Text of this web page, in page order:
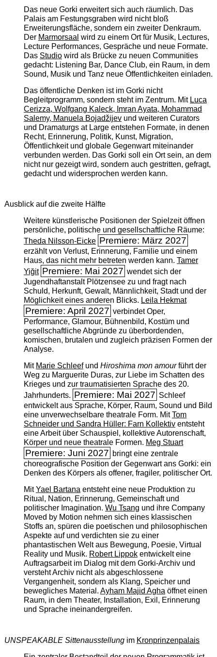
Das neue Gorki erweitert sich auch räumlich. Das
Palais am Festungsgraben wird nicht bloß
Erweiterungsfläche, sondern ein zweiter Denkraum.
Der Marmorsaal wird zu einem Ort für Musik, Lectures,
Lecture Performances, Gespräche und neue Formate.
Das Studiowird als Brücke zu neuen Communities
gedacht: Listening Bar, Dance Club, ein Raum, in dem
Sound, Musik und Tanz neue Öffentlichkeiten einladen.
Das öffentliche Denken ist im Gorki nicht
Begleitprogramm, sondern steht im Zentrum. Mit Luca
Cerizza, Wolfgang Kaleck, Imran Ayata, Mohammad
Salemy, Manuela Bojadžijevund weiteren Curators
und Dramaturgs at Large entstehen Formate, in denen
Recht, Erinnerung, Politik, Kunst, Migration,
Öffentlichkeit und globale Gegenwart miteinander
verbunden werden. Das Gorki soll ein Ort sein, an dem
nicht nur gezeigt wird, sondern auch gestritten, gefragt,
gedacht und widersprochen werden kann.
Ausblick auf die zweite Hälfte
Weitere künstlerische Positionen der Spielzeit öffnen
persönliche, politische und gesellschaftliche Räume:
Theda Nilsson-Eicke Premiere: März 2027
erzählt von Verlust, Erinnerung, Familie und einem
Haus, das nicht mehr betreten werden kann. Tamer
Yiğit Premiere: Mai 2027 wendet sich der
Jugendhaftanstalt Plötzensee zu und fragt nach
Schuld, Herkunft, Gewalt, Männlichkeit, Stadt und der
Möglichkeit eines anderen Blicks. Leila Hekmat
Premiere: April 2027 verbindet Oper,
Performance, Glamour, Bühnenbild, Kostüm und
gesellschaftliche Abgründe zu überbordenden,
komischen, brutalen und zugleich präzisen Formen der
Analyse.
Mit Marie Schleefund Hiroshima mon amourführt der
Weg zu Marguerite Duras, zur Liebe im Schatten des
Krieges und zur traumatisierten Sprache des 20.
Jahrhunderts. Premiere: Mai 2027 Schleef
entwickelt aus Sprache, Körper, Raum, Sound und Bild
eine unverwechselbare theatrale Form. MitTom
Schneider und Sandra Hüller: Farn Kollektiventsteht
eine Arbeit über Schauspiel, kollektive Autorenschaft,
Körper und neue theatrale Formen. Meg Stuart
Premiere: Juni 2027 bringt eine zentrale
choreografische Position der Gegenwart ans Gorki: ein
Denken des Körpers als offener, fragiler, politischer Ort.
MitYael Bartanaentsteht eine neue Produktion zu
Ritual, Nation, Erinnerung, Gemeinschaft und
politischer Imagination. Wu Tsang und ihre Company
Moved by Motion nehmen sich eines klassischen
Stoffs an, spüren die poetischen und philosophischen
Aspekte auf und verdichten sie zu einer
phantastischen Welt aus Bewegung, Poesie, Virtual
Reality und Musik. Robert Lippokentwickelt eine
Auftragsarbeit im Dialog mit dem Gorki-Archiv und
versteht Archiv nicht als abgeschlossene
Vergangenheit, sondern als Klang, Speicher und
bewegliches Material. Ayham Majid Aghaöffnet einen
Raum, in dem Theater, Installation, Exil, Erinnerung
und Sprache ineinandergreifen.
UNSPEAKABLE Sittenausstellungim Kronprinzenpalais